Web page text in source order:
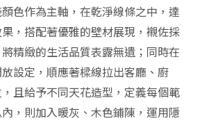
色作為主軸，在乾淨線條之中，達
，搭配著優雅的壁材展現，襯佐採
精緻的生活品質表露無遺；同時在
設定，順應著樑線拉出客廳、廚
且給予不同天花造型，定義每個範
，則加入暖灰、木色鋪陳，運用隱